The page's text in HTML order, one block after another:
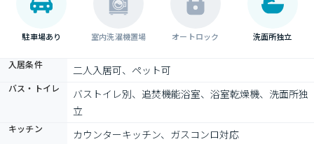
駐車場あり 室内洗濯機置場 オートロック 洗面所独立
入居条件 二人入居可、ペット可
バス・トイレ
バストイレ別、追焚機能浴室、浴室乾燥機、洗面所独
立
キッチン カウンターキッチン、ガスコンロ対応